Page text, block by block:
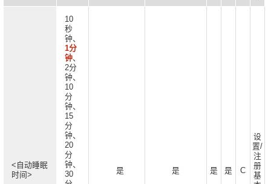
<自动睡眠
时间>
10
秒
钟、
1分
钟、
2分
钟、
10
分
钟、
15
分
钟、
20
分
钟、
30
是 是 是 是 C
设
置/
注
册
基